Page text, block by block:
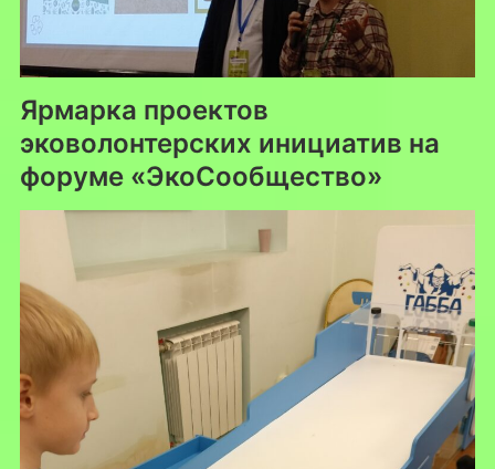
Ярмарка проектов
эковолонтерских инициатив на
форуме «ЭкоСообщество»